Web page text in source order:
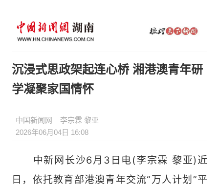
沉浸式思政架起连心桥 湘港澳青年研
学凝聚家国情怀
中国新闻网
李宗霖 黎亚
2026年06月04日 16:08
中新网长沙6月3日电(李宗霖 黎亚)近
日，依托教育部港澳青年交流“万人计划”平